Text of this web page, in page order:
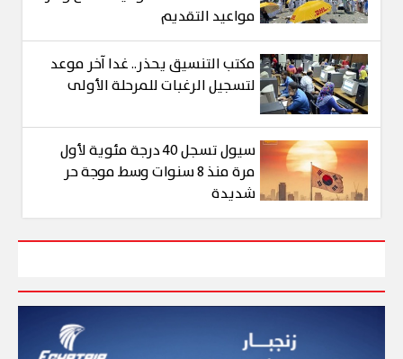
مواعيد التقديم
مكتب التنسيق يحذر.. غدا آخر موعد
لتسجيل الرغبات للمرحلة الأولى
سيول تسجل 40 درجة مئوية لأول
مرة منذ 8 سنوات وسط موجة حر
شديدة